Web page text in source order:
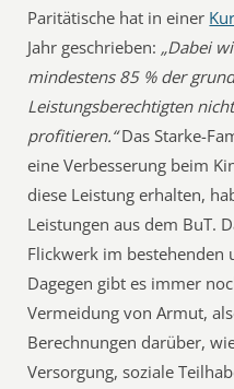
Paritätische hat in einer
Jahr geschrieben: „Dabei
mindestens 85 % der
Leistungsberechtigten
profitieren.“Das Starke-
eine Verbesserung beim
diese Leistung erhalten,
Leistungen aus dem BuT.
Flickwerk im bestehenden
Dagegen gibt es immer
Vermeidung von Armut,
Berechnungen darüber,
Versorgung, soziale